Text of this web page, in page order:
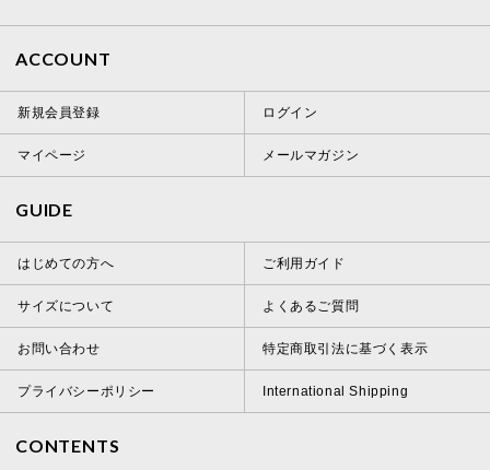
ACCOUNT
新規会員登録 ログイン
マイページ メールマガジン
GUIDE
はじめての方へ ご利用ガイド
サイズについて よくあるご質問
お問い合わせ 特定商取引法に基づく表示
プライバシーポリシー International Shipping
CONTENTS